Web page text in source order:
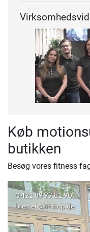
Køb
butikken
Besøg vores fitness